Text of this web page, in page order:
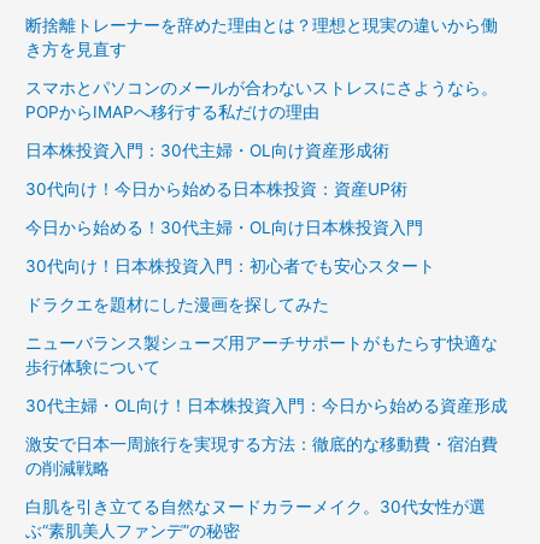
の
動
物
臭
断捨離トレーナーを辞めた理由とは？理想と現実の違いから働
き方を見直す
スマホとパソコンのメールが合わないストレスにさようなら。
POPからIMAPへ移行する私だけの理由
日本株投資入門：30代主婦・OL向け資産形成術
30代向け！今日から始める日本株投資：資産UP術
今日から始める！30代主婦・OL向け日本株投資入門
30代向け！日本株投資入門：初心者でも安心スタート
ドラクエを題材にした漫画を探してみた
ニューバランス製シューズ用アーチサポートがもたらす快適な
歩行体験について
30代主婦・OL向け！日本株投資入門：今日から始める資産形成
激安で日本一周旅行を実現する方法：徹底的な移動費・宿泊費
の削減戦略
白肌を引き立てる自然なヌードカラーメイク。30代女性が選
ぶ“素肌美人ファンデ”の秘密